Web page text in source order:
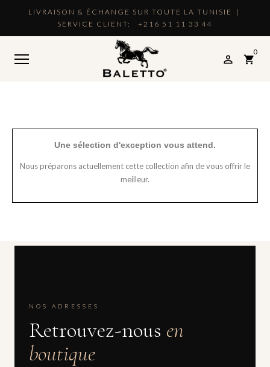
LIVRAISON & ÉCHANGE SUR TOUTE LA TUNISIE |
SERVICE CLIENT:
+216 51 11 33 44
 shopping_cart
0
Une sélection d'exception vous attend.
Nous préparons actuellement cette collection afin de vous offrir le
meilleur.
NOS ADRESSES
Retrouvez-nous en
boutique